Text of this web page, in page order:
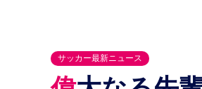
サッカー最新ニュース